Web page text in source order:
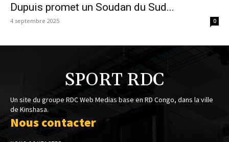
Dupuis promet un Soudan du Sud...
4 septembre 2025 0
SPORT RDC
Un site du groupe RDC Web Medias base en RD Congo, dans la ville
de Kinshasa.
Nous contacter